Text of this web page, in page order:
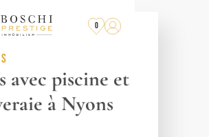
0
avec piscine et
à Nyons